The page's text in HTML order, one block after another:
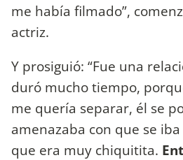
me había filmado”,
actriz.
Y prosiguió: “Fue una
duró mucho tiempo,
me quería separar, él se
amenazaba con que se
que era muy chiquitita.